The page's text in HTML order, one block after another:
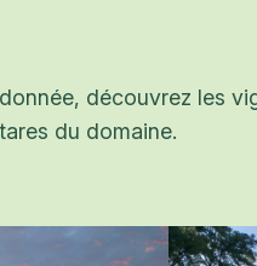
découvrez les
du domaine.